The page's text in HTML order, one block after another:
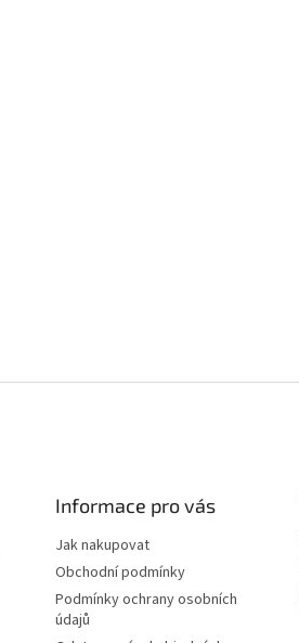
Informace pro vás
Jak nakupovat
Obchodní podmínky
Podmínky ochrany osobních
údajů